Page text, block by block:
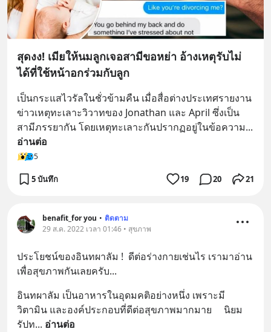
สุดงง! เมียให้นมลูกเจอสามีขอหย่า อ้างเหตุรับไม่
ได้ที่ใช้หน้าอกร่วมกับลูก
เป็นกระแสไวรัลในชั่วข้ามคืน เมื่อสื่อต่างประเทศรายงาน
ข่าวเหตุทะเลาะวิวาทของ Jonathan และ April ซึ่งเป็น
สามีภรรยากัน โดยเหตุทะเลาะกันปรากฏอยู่ในข้อความ
อ่านต่อ
5
5 บันทึก 19 20 21
benafit_for you • ติดตาม
29 ส.ค. 2022 เวลา 01:46 • สุขภาพ
ประโยชน์ของอินทผาลัม !  ดีต่อร่างกายเช่นไร เรามาอ่าน
เพื่อสุขภาพกันเลยครับ...
อินทผาลัม เป็นอาหารในอุดมคติอย่างหนึ่ง เพราะมี
วิตามิน และองค์ประกอบที่ดีต่อสุขภาพมากมาย     นิยม
รัปท... อ่านต่อ